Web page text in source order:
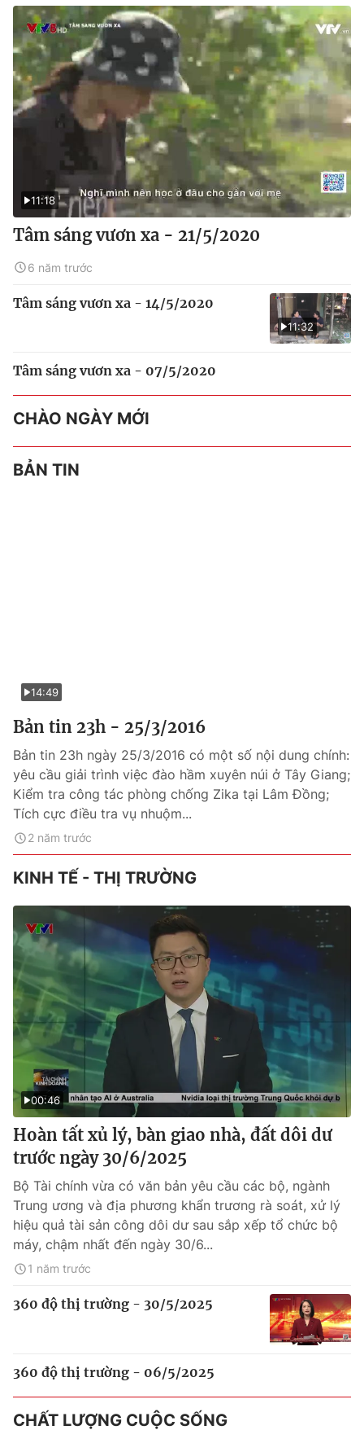
11:18
Tâm sáng vươn xa - 21/5/2020
6 năm trước
11:32
Tâm sáng vươn xa - 14/5/2020
Tâm sáng vươn xa - 07/5/2020
CHÀO NGÀY MỚI
BẢN TIN
14:49
Bản tin 23h - 25/3/2016
Bản tin 23h ngày 25/3/2016 có một số nội dung chính:
yêu cầu giải trình việc đào hầm xuyên núi ở Tây Giang;
Kiểm tra công tác phòng chống Zika tại Lâm Đồng;
Tích cực điều tra vụ nhuộm...
2 năm trước
KINH TẾ - THỊ TRƯỜNG
00:46
Hoàn tất xủ lý, bàn giao nhà, đất dôi dư
trước ngày 30/6/2025
Bộ Tài chính vừa có văn bản yêu cầu các bộ, ngành
Trung ương và địa phương khẩn trương rà soát, xử lý
hiệu quả tài sản công dôi dư sau sắp xếp tổ chức bộ
máy, chậm nhất đến ngày 30/6...
1 năm trước
360 độ thị trường - 30/5/2025
360 độ thị trường - 06/5/2025
CHẤT LƯỢNG CUỘC SỐNG